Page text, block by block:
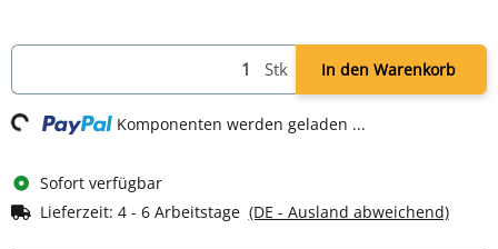
Stk In den Warenkorb
Loading... Komponenten werden geladen ...
Sofort verfügbar
Lieferzeit: 4 - 6 Arbeitstage (DE - Ausland abweichend)